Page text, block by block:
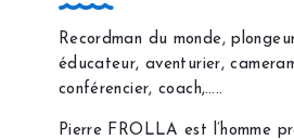
Recordman du monde,
éducateur, aventurier,
conférencier, coach,…..
Pierre FROLLA est l’homme